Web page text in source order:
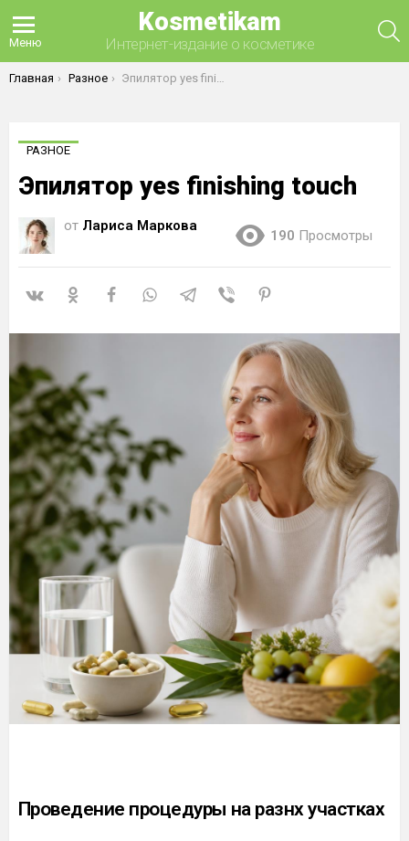
Меню
Kosmetikam
Интернет-издание о косметике
Вы здесь:
Главная Разное Эпилятор yes finishing touch
РАЗНОЕ
Эпилятор yes finishing touch
от Лариса Маркова
190 Просмотры
Проведение процедуры на разнх участках